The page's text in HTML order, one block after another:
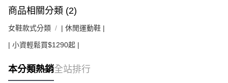
商品相關分類 (2)
女鞋款式分類 | 休閒運動鞋 |
| 小資輕鬆買$1290起 |
本分類熱銷全站排行